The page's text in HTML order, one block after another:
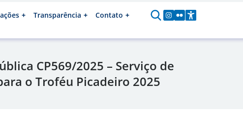
Transparência Contato
CP569/2025 – Serviço de
o Troféu Picadeiro 2025